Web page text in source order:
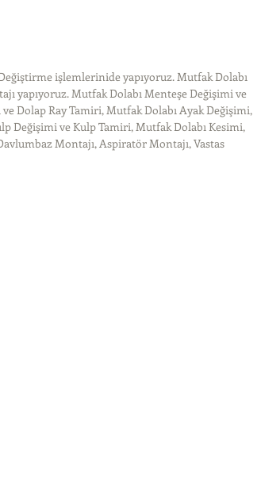
işlemlerinide yapıyoruz. Mutfak Dolabı
yapıyoruz. Mutfak Dolabı Menteşe Değişimi ve
Dolap Ray Tamiri, Mutfak Dolabı Ayak Değişimi,
Değişimi ve Kulp Tamiri, Mutfak Dolabı Kesimi,
Montajı, Aspiratör Montajı, Vastas